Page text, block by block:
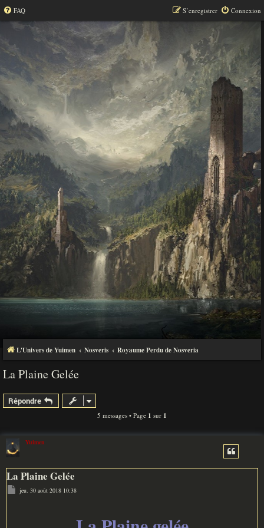
FAQ Connexion
S’enregistrer
L'Univers de Yuimen Nosveris Royaume Perdu de Nosveria
La Plaine Gelée
Répondre
5 messages • Page 1 sur 1
Yuimen
La Plaine Gelée
M
e
jeu. 30 août 2018 10:38